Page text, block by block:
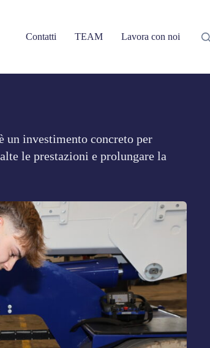
Contatti TEAM Lavora con noi
un investimento concreto per
le prestazioni e prolungare la